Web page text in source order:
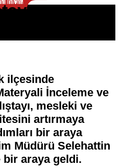
ilçesinde
İnceleme ve
mesleki ve
artırmaya
bir araya
Müdürü Selehattin
araya geldi.